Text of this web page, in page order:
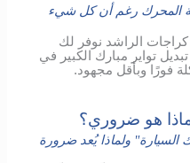
المحرك رغم أن كل شيء
الراشد نوفر لك
تواير مبارك الكبير في
فورًا وبأقل مجهود.
هو ضروري؟
ولماذا يُعد ضرورة